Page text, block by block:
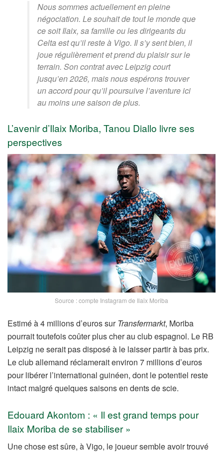
Nous sommes actuellement en pleine
négociation. Le souhait de tout le monde que
ce soit Ilaix, sa famille ou les dirigeants du
Celta est qu’il reste à Vigo. Il s’y sent bien, il
joue régulièrement et prend du plaisir sur le
terrain. Son contrat avec Leipzig court
jusqu’en 2026, mais nous espérons trouver
un accord pour qu’il poursuive l’aventure ici
au moins une saison de plus.
L’avenir d’Ilaix Moriba, Tanou Diallo livre ses
perspectives
Source : compte Instagram de Ilaix Moriba
Estimé à 4 millions d’euros sur Transfermarkt, Moriba
pourrait toutefois coûter plus cher au club espagnol. Le RB
Leipzig ne serait pas disposé à le laisser partir à bas prix.
Le club allemand réclamerait environ 7 millions d’euros
pour libérer l’international guinéen, dont le potentiel reste
intact malgré quelques saisons en dents de scie.
Edouard Akontom : « Il est grand temps pour
Ilaix Moriba de se stabiliser »
Une chose est sûre, à Vigo, le joueur semble avoir trouvé